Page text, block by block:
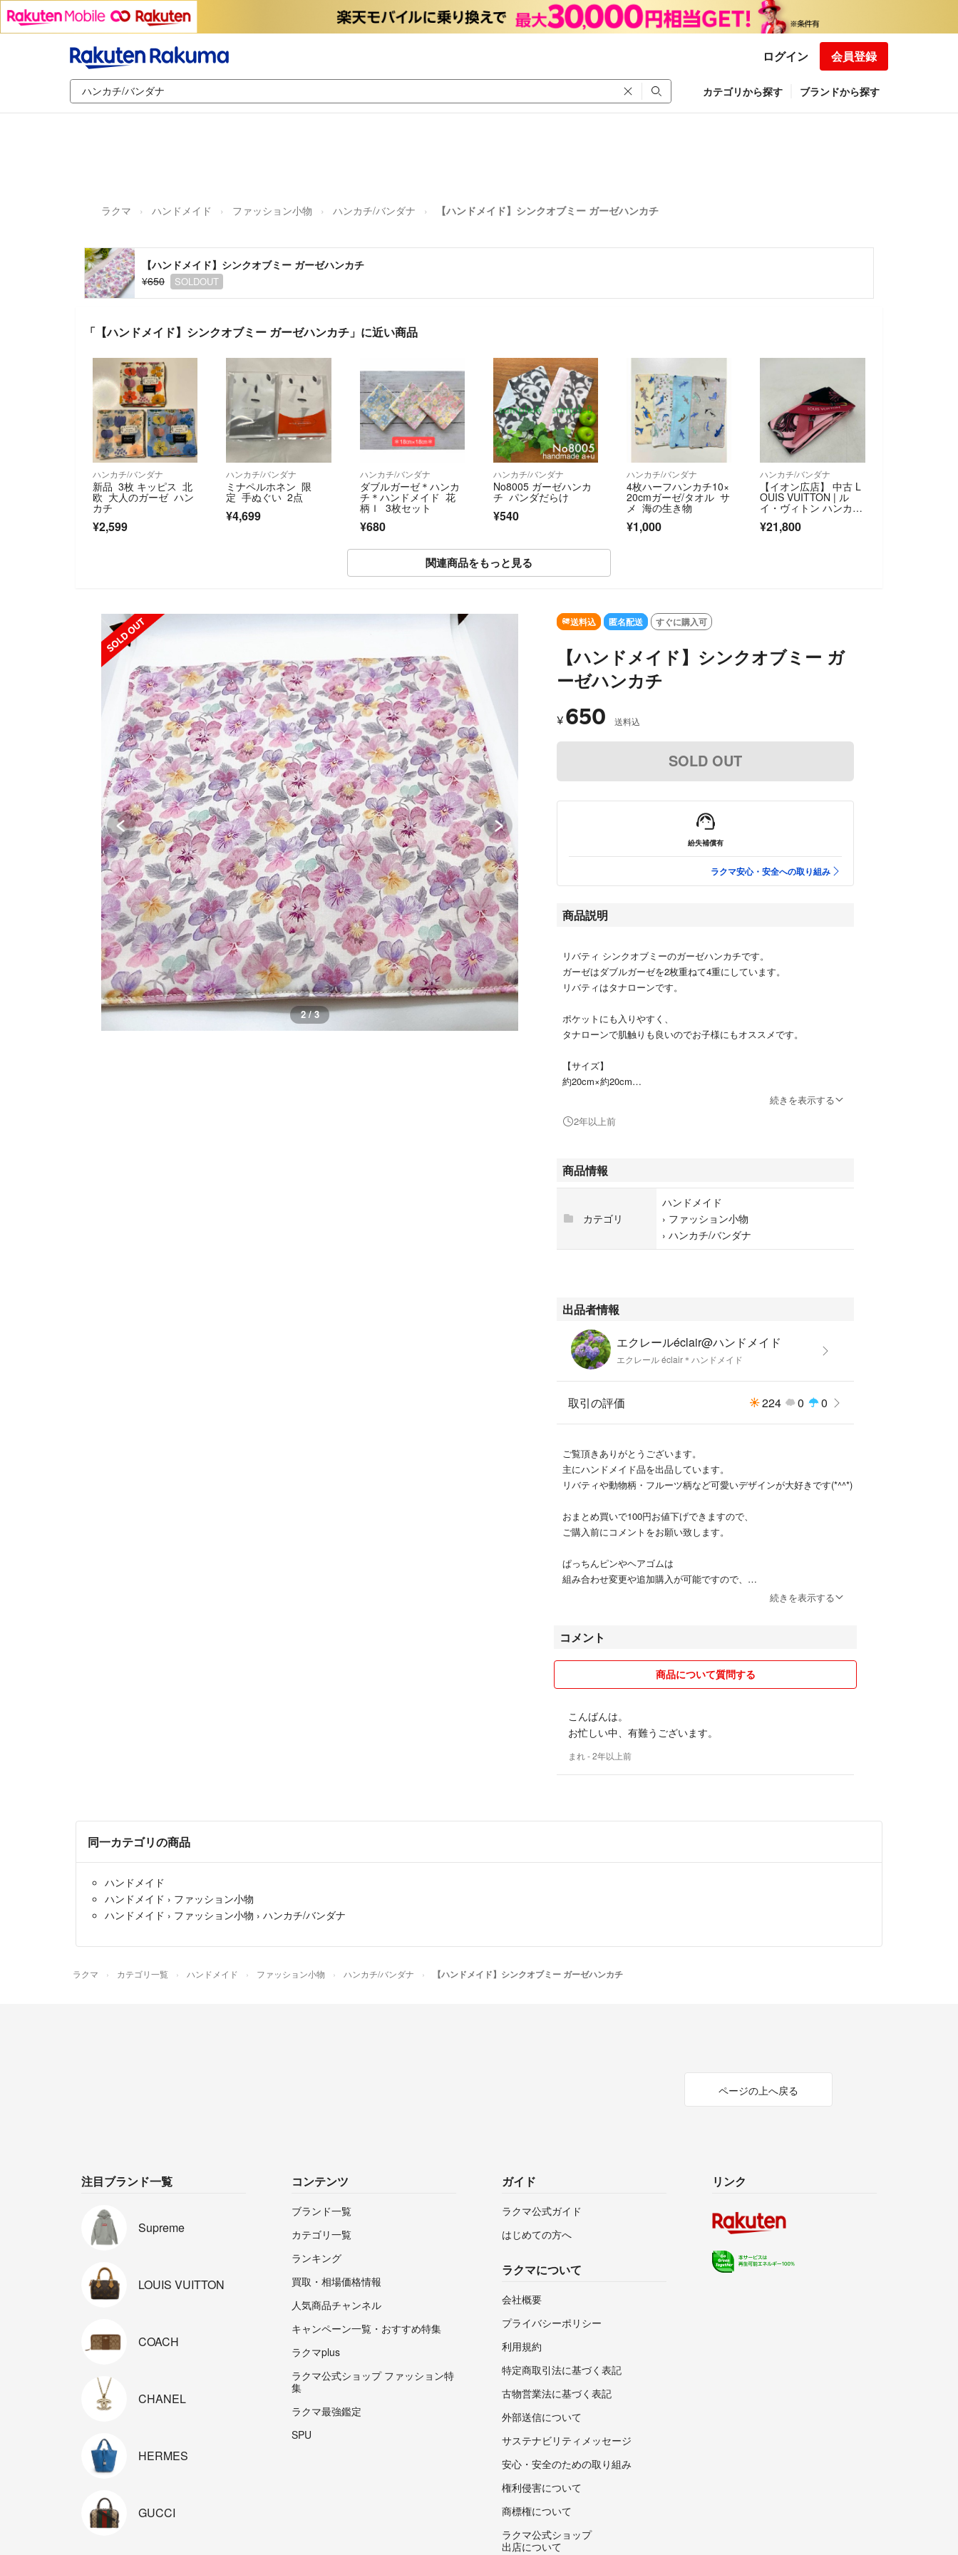
ログイン 会員登録
カテゴリから探す ブランドから探す
ラクマ ハンドメイド ファッション小物 ハンカチ/バンダナ 【ハンドメイド】シンクオブミー ガーゼハンカチ
【ハンドメイド】シンクオブミー ガーゼハンカチ
¥650
SOLDOUT
「【ハンドメイド】シンクオブミー ガーゼハンカチ」に近い商品
ハンカチ/バンダナ
新品 3枚 キッピス 北
欧 大人のガーゼ ハン
カチ
¥2,599
ハンカチ/バンダナ
ミナペルホネン 限
定 手ぬぐい 2点
¥4,699
ハンカチ/バンダナ
ダブルガーゼ＊ハンカ
チ＊ハンドメイド 花
柄Ｉ 3枚セット
¥680
ハンカチ/バンダナ
No8005 ガーゼハンカ
チ パンダだらけ
¥540
ハンカチ/バンダナ
4枚ハーフハンカチ10×
20cmガーゼ/タオル サ
メ 海の生き物
¥1,000
ハンカチ/バンダナ
【イオン広店】 中古 L
OUIS VUITTON | ル
イ・ヴィトン ハンカ
チ バンドー BB オール
ザ ストラップス M766
¥21,800
関連商品をもっと見る
SOLD OUT
3 / 3
送料込 匿名配送 すぐに購入可
【ハンドメイド】シンクオブミー ガ
ーゼハンカチ
¥ 650 送料込
SOLD OUT
紛失補償有
ラクマ安心・安全への取り組み
商品説明
リバティ シンクオブミーのガーゼハンカチです。
ガーゼはダブルガーゼを2枚重ねて4重にしています。
リバティはタナローンです。
ポケットにも入りやすく、
タナローンで肌触りも良いのでお子様にもオススメです。
【サイズ】
約20cm×約20cm
国産リバティタナローン
ガーゼ：国産のダブルガーゼを2枚重ねて4重にしています。
個人のハンドメイド品に御理解頂ける方のみ、
ご購入をお願い致します。
家庭用ミシンで作ったものです。
既製品のような完璧な仕上げではありません。
縫い目の歪みや二重縫いなど御理解下さい。
商品価格は、仕入れ状況などにより、お客様への予告無く変更させて
いただく場合がございます。
ハンドメイド作品ですので、お値引き交渉などは承っておりません。
花柄
liberty
リバティハンドメイド
#エクレールハンドメイド
続きを表示する
2年以上前
商品情報
カテゴリ
ハンドメイド
› ファッション小物
› ハンカチ/バンダナ
出品者情報
エクレールéclair@ハンドメイド
エクレール éclair＊ハンドメイド
取引の評価 224 0 0
ご覧頂きありがとうございます。
主にハンドメイド品を出品しています。
リバティや動物柄・フルーツ柄など可愛いデザインが大好きです(*^^*)
おまとめ買いで100円お値下げできますので、
ご購入前にコメントをお願い致します。
ぱっちんピンやヘアゴムは
組み合わせ変更や追加購入が可能ですので、
✳︎商品は使用品、未使用品でも素人の自宅保管です。
ペット、喫煙者はおりません。
気になる方は購入前にコメントお願い致します。
✳︎予告無しに出品を取消すことがあります。
続きを表示する
コメント
商品について質問する
こんばんは。
お忙しい中、有難うございます。
まれ- 2年以上前
同一カテゴリの商品
ハンドメイド
ハンドメイド › ファッション小物
ハンドメイド › ファッション小物 › ハンカチ/バンダナ
ラクマ カテゴリ一覧 ハンドメイド ファッション小物 ハンカチ/バンダナ 【ハンドメイド】シンクオブミー ガーゼハンカチ
ページの上へ戻る
注目ブランド一覧
Supreme
LOUIS VUITTON
COACH
CHANEL
HERMES
GUCCI
コンテンツ
ブランド一覧
カテゴリ一覧
ランキング
買取・相場価格情報
人気商品チャンネル
キャンペーン一覧・おすすめ特集
ラクマplus
ラクマ公式ショップ ファッション特
集
ラクマ最強鑑定
SPU
ガイド
ラクマ公式ガイド
はじめての方へ
ラクマについて
会社概要
プライバシーポリシー
利用規約
特定商取引法に基づく表記
古物営業法に基づく表記
外部送信について
サステナビリティメッセージ
安心・安全のための取り組み
権利侵害について
商標権について
ラクマ公式ショップ
出店について
リンク